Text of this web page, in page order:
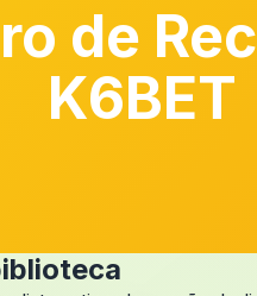
de
K6BET